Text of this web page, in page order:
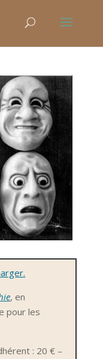
, en
pour les
: 20 € –